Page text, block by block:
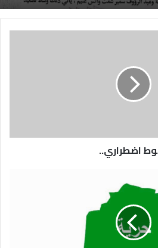
اضطراري..